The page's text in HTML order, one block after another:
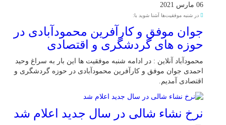
06 مارس 2021
در شنبه موفقیت‌ها آشنا شوید با:
جوان موفق و کارآفرین محمودآبادی در
حوزه های گردشگری و اقتصادی
محمودآباد آنلاین : در ادامه شنبه موفقیت ها این بار به سراغ وحید
احمدی جوان موفق و کارآفرین محمودآبادی در حوزه گردشگری و
اقتصادی آمدیم.
نرخ نشاء شالی در سال جدید اعلام شد